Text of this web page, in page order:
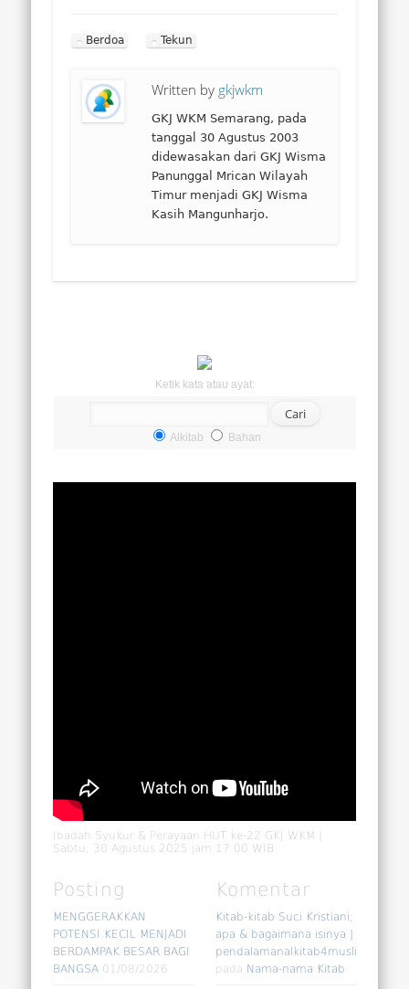
Berdoa Tekun
Written by gkjwkm
GKJ WKM Semarang, pada
tanggal 30 Agustus 2003
didewasakan dari GKJ Wisma
Panunggal Mrican Wilayah
Timur menjadi GKJ Wisma
Kasih Mangunharjo.
Ketik kata atau ayat:
Alkitab Bahan
Ibadah Syukur & Perayaan HUT ke-22 GKJ WKM |
Sabtu, 30 Agustus 2025 jam 17.00 WIB
Posting
MENGGERAKKAN
POTENSI KECIL MENJADI
BERDAMPAK BESAR BAGI
BANGSA 01/08/2026
Komentar
Kitab-kitab Suci Kristiani;
apa & bagaimana isinya |
pendalamanalkitab4muslim
pada Nama-nama Kitab